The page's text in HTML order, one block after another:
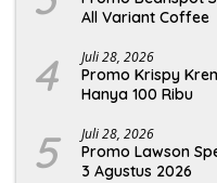
All Variant Coffee
4 Juli 28, 2026
Promo Krispy
Hanya 100 Ribu
5 Juli 28, 2026
Promo Lawson
3 Agustus 2026